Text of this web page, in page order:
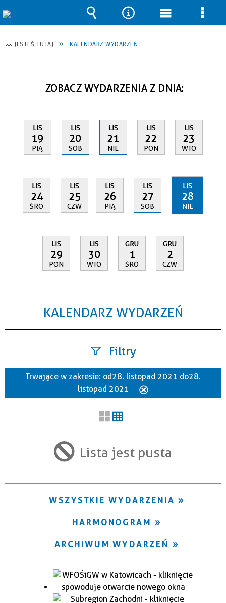
JESTEŚ TUTAJ KALENDARZ WYDARZEŃ
ZOBACZ WYDARZENIA Z DNIA:
LIS
19
PIĄ
LIS
20
SOB
LIS
21
NIE
LIS
22
PON
LIS
23
WTO
LIS
24
ŚRO
LIS
25
CZW
LIS
26
PIĄ
LIS
27
SOB
LIS
28
NIE
LIS
29
PON
LIS
30
WTO
GRU
1
ŚRO
GRU
2
CZW
KALENDARZ WYDARZEŃ
Filtry
Szukana fraza
Trwające w zakresie
Trwające w zakresie: od 28. listopad 2021 do 28.
listopad 2021
Lista jest pusta
WSZYSTKIE WYDARZENIA
HARMONOGRAM
ARCHIWUM WYDARZEŃ
Wyszukiwarka
Narzędzia
Menu Menu